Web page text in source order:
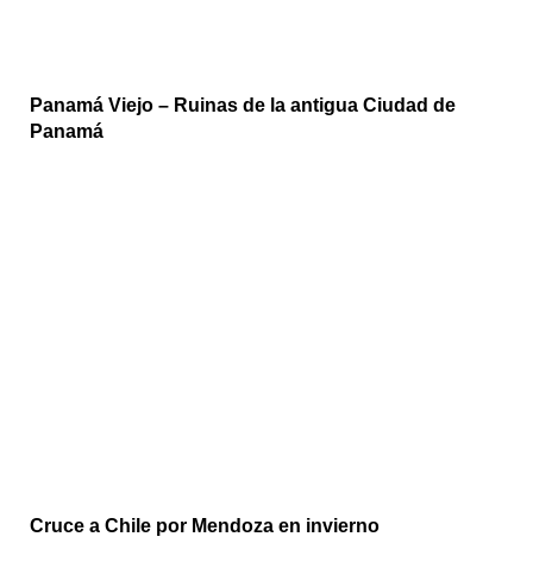
Panamá Viejo – Ruinas de la antigua Ciudad de
Panamá
Cruce a Chile por Mendoza en invierno